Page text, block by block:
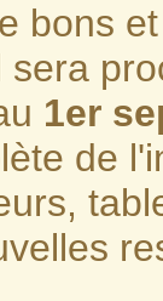
bons
1er
de